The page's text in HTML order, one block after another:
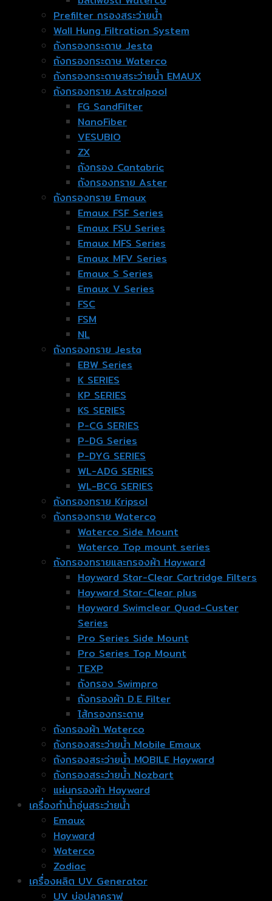
Prefilter กรองสระว่ายน้ำ
Wall Hung Filtration System
ถังกรองกระดาษ Jesta
ถังกรองกระดาษ Waterco
ถังกรองกระดาษสระว่ายน้ำ EMAUX
ถังกรองทราย Astralpool
FG SandFilter
NanoFiber
VESUBIO
ZX
ถังกรอง Cantabric
ถังกรองทราย Aster
ถังกรองทราย Emaux
Emaux FSF Series
Emaux FSU Series
Emaux MFS Series
Emaux MFV Series
Emaux S Series
Emaux V Series
FSC
FSM
NL
ถังกรองทราย Jesta
EBW Series
K SERIES
KP SERIES
KS SERIES
P-CG SERIES
P-DG Series
P-DYG SERIES
WL-ADG SERIES
WL-BCG SERIES
ถังกรองทราย Kripsol
ถังกรองทราย Waterco
Waterco Side Mount
Waterco Top mount series
ถังกรองทรายและกรองผ้า Hayward
Hayward Star-Clear Cartridge Filters
Hayward Star-Clear plus
Hayward Swimclear Quad-Custer
Series
Pro Series Side Mount
Pro Series Top Mount
TEXP
ถังกรอง Swimpro
ถังกรองผ้า D.E Filter
ไส้กรองกระดาษ
ถังกรองผ้า Waterco
ถังกรองสระว่ายน้ำ Mobile Emaux
ถังกรองสระว่ายน้ำ MOBILE Hayward
ถังกรองสระว่ายน้ำ Nozbart
แผ่นกรองผ้า Hayward
เครื่องทำน้ำอุ่นสระว่ายน้ำ
Emaux
Hayward
Waterco
Zodiac
เครื่องผลิต UV Generator
UV บ่อปลาคราฟ